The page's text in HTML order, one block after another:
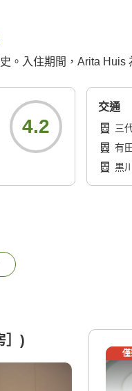
。入住期間，Arita
4.2
交通
三
有
黒
］)
僅